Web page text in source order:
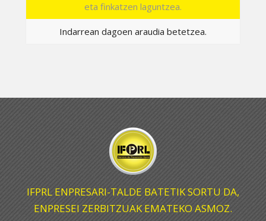
eta finkatzen laguntzea.
Indarrean dagoen araudia betetzea.
IFPRL ENPRESARI-TALDE BATETIK SORTU DA,
ENPRESEI ZERBITZUAK EMATEKO ASMOZ.